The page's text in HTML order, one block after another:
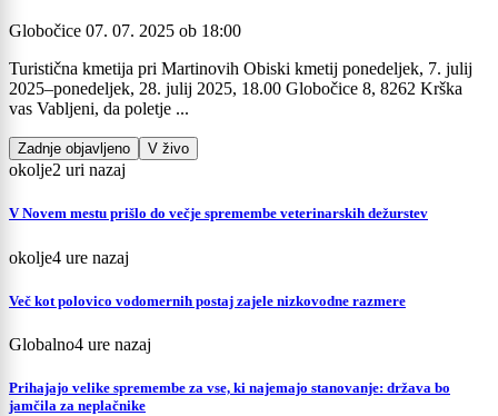
Globočice 07. 07. 2025 ob 18:00
Turistična kmetija pri Martinovih Obiski kmetij ponedeljek, 7. julij
2025–ponedeljek, 28. julij 2025, 18.00 Globočice 8, 8262 Krška
vas Vabljeni, da poletje ...
Zadnje objavljeno V živo
okolje2 uri nazaj
V Novem mestu prišlo do večje spremembe veterinarskih dežurstev
okolje4 ure nazaj
Več kot polovico vodomernih postaj zajele nizkovodne razmere
Globalno4 ure nazaj
Prihajajo velike spremembe za vse, ki najemajo stanovanje: država bo
jamčila za neplačnike